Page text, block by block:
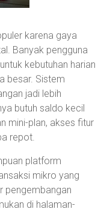
karena gaya
Banyak pengguna
kebutuhan harian
besar. Sistem
jadi lebih
butuh saldo kecil
mini-plan, akses fitur
repot.
platform
mikro yang
pengembangan
di halaman-